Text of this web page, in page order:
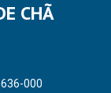
CHÃ
000